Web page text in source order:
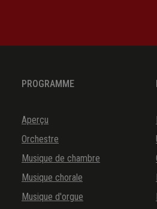
PROGRAMME
Aperçu
Orchestre
Musique de chambre
Musique chorale
Musique d'orgue